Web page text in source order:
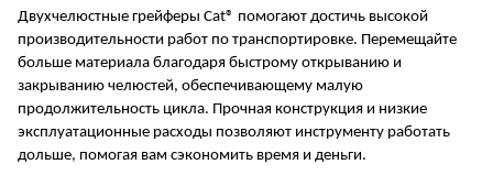
Двухчелюстные грейферы Cat® помогают достичь высокой
производительности работ по транспортировке. Перемещайте
больше материала благодаря быстрому открыванию и
закрыванию челюстей, обеспечивающему малую
продолжительность цикла. Прочная конструкция и низкие
эксплуатационные расходы позволяют инструменту работать
дольше, помогая вам сэкономить время и деньги.